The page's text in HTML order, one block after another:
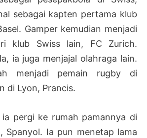
sebagai kapten pertama klub
Gamper kemudian menjadi
klub Swiss lain, FC Zurich.
ia juga menjajal olahraga lain.
menjadi pemain rugby di
di Lyon, Prancis.
pergi ke rumah pamannya di
Spanyol. Ia pun menetap lama